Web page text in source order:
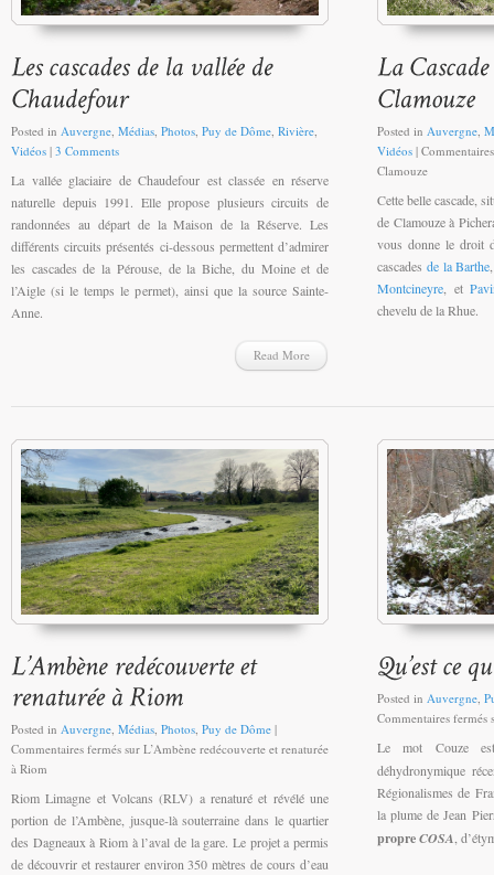
Posted in Auvergne Médias Photos Puy de Dôme Rivière
Vidéos | 3 Comments
La vallée glaciaire de Chaudefour est classée en réserve
naturelle depuis 1991. Elle propose plusieurs circuits de
randonnées au départ de la Maison de la Réserve. Les
différents circuits présentés ci-dessous permettent d’admirer
les cascades de la Pérouse, de la Biche, du Moine et de
l’Aigle (si le temps le permet), ainsi que la source Sainte-
Anne.
Read More
Posted in Auvergne
Vidéos |
Clamouze
Cette belle cascade,
de Clamouze à
vous donne le droit
cascades de la Barthe
Montcineyre , et
chevelu de la Rhue.
Posted in Auvergne, Médias, Photos, Puy de Dôme |
Commentaires fermés sur L’Ambène redécouverte et renaturée
à Riom
Riom Limagne et Volcans (RLV) a renaturé et révélé une
portion de l’Ambène, jusque-là souterraine dans le quartier
des Dagneaux à Riom à l’aval de la gare. Le projet a permis
de découvrir et restaurer environ 350 mètres de cours d’eau
Posted in Auvergne
Commentaires fermés
Le mot Couze
déhydronymique
Régionalismes de
la plume de Jean
propreCOSA ,